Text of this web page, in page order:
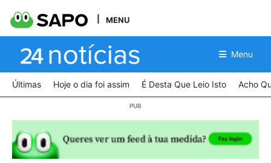
MENU
Menu
Últimas Hoje o dia foi assim É Desta Que Leio Isto Acho